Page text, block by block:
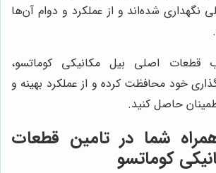
نگهداری شده‌اند و از عملکرد و دوام آن‌ها
قطعات اصلی بیل مکانیکی کوماتسو،
خود محافظت کرده و از عملکرد بهینه و
حاصل کنید.
شما در تامین قطعات
کوماتسو